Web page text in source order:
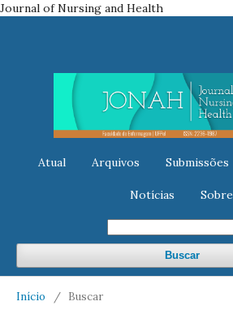
Journal of Nursing and Health
Atual Arquivos Submissões
Notícias Sobre
Buscar
Início / Buscar